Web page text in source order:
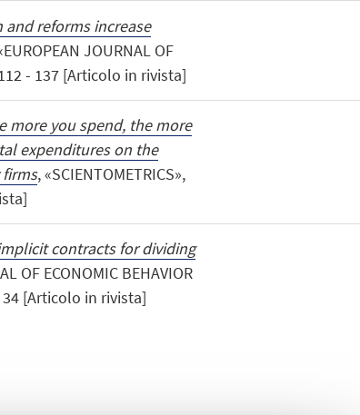
and reforms increase
JOURNAL OF
- 137 [Articolo in rivista]
more you spend, the more
expenditures on the
, «SCIENTOMETRICS»,
contracts for dividing
OF ECONOMIC BEHAVIOR
34 [Articolo in rivista]